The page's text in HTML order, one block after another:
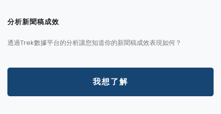
分析新聞稿成效
透過Trek數據平台的分析讓您知道你的新聞稿成效表現如何？
我想了解